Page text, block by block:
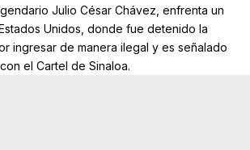
Julio César Chávez, enfrenta un
Unidos, donde fue detenido la
ingresar de manera ilegal y es señalado
el Cartel de Sinaloa.